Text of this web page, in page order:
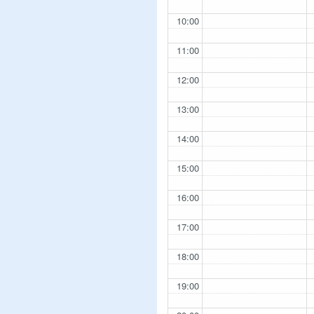
10:00
11:00
12:00
13:00
14:00
15:00
16:00
17:00
18:00
19:00